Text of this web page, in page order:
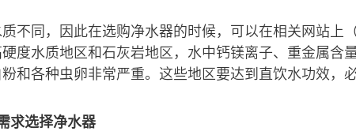
不同，因此在选购净水器的时候，可以在相关网站上
度水质地区和石灰岩地区，水中钙镁离子、重金属含
和各种虫卵非常严重。这些地区要达到直饮水功效，
求选择净水器